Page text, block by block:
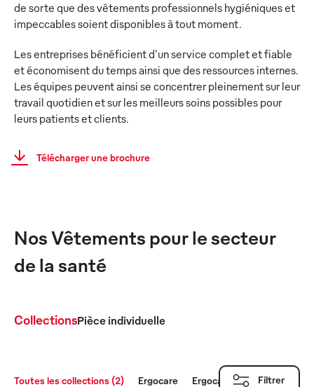
de sorte que des vêtements professionnels hygiéniques et
impeccables soient disponibles à tout moment.
Les entreprises bénéficient d'un service complet et fiable
et économisent du temps ainsi que des ressources internes.
Les équipes peuvent ainsi se concentrer pleinement sur leur
travail quotidien et sur les meilleurs soins possibles pour
leurs patients et clients.
Télécharger une brochure
Nos Vêtements pour le secteur
de la santé
CollectionsPièce individuelle
Toutes les collections (2) Ergocare Ergocare ComfortFiltrer